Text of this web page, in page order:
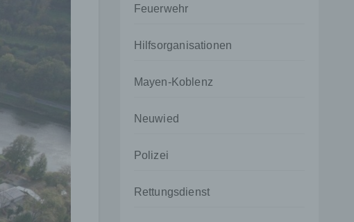
Feuerwehr
Hilfsorganisationen
Mayen-Koblenz
Neuwied
Polizei
Rettungsdienst